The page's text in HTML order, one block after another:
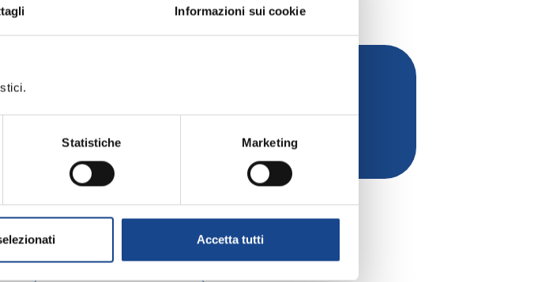
Informazioni sui cookie
Statistiche Marketing
Accetta tutti
Rinnovo adesione Soci Individuali anno 2021
Allegati: